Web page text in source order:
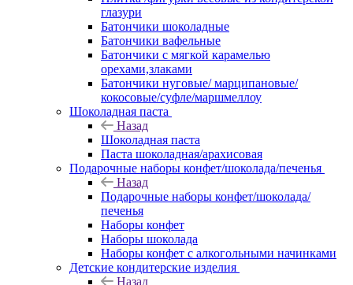
глазури
Батончики шоколадные
Батончики вафельные
Батончики с мягкой карамелью
орехами,злаками
Батончики нуговые/ марципановые/
кокосовые/суфле/маршмеллоу
Шоколадная паста
Назад
Шоколадная паста
Паста шоколадная/арахисовая
Подарочные наборы конфет/шоколада/печенья
Назад
Подарочные наборы конфет/шоколада/
печенья
Наборы конфет
Наборы шоколада
Наборы конфет с алкогольными начинками
Детские кондитерские изделия
Назад